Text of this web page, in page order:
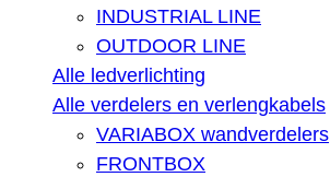
INDUSTRIAL LINE
OUTDOOR LINE
Alle ledverlichting
Alle verdelers en verlengkabels
VARIABOX wandverdelers
FRONTBOX